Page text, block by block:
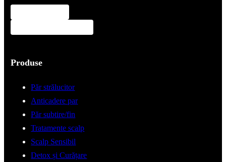
0747 592 299
contact@pentrupar.ro
Produse
Păr strălucitor
Anticadere par
Păr subtire/fin
Tratamente scalp
Scalp Sensibil
Detox și Curățare